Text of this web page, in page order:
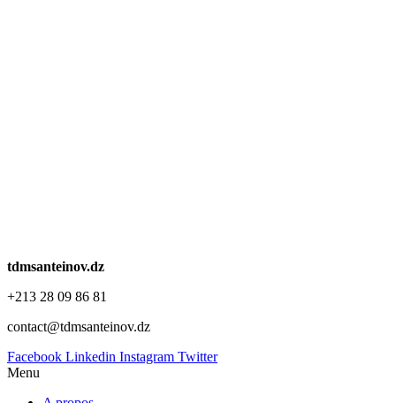
tdmsanteinov.dz
+213 28 09 86 81
contact@tdmsanteinov.dz
Facebook Linkedin Instagram Twitter
Menu